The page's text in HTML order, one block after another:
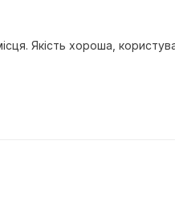
Якість хороша,